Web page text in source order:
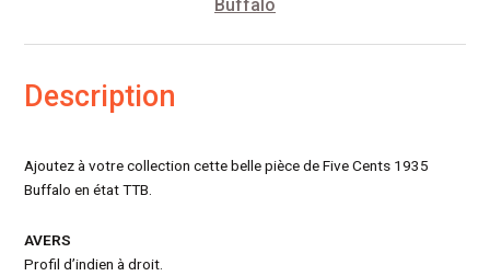
Buffalo
Description
Ajoutez à votre collection cette belle pièce de Five Cents 1935
Buffalo en état TTB.
AVERS
Profil d’indien à droit.